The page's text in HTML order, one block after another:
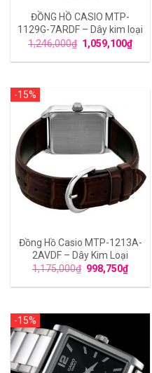
ĐỒNG HỒ CASIO MTP-
1129G-7ARDF – Dây kim loại
1,246,000₫ 1,059,100₫
-15%
Đồng Hồ Casio MTP-1213A-
2AVDF – Dây Kim Loại
1,175,000₫ 998,750₫
-15%